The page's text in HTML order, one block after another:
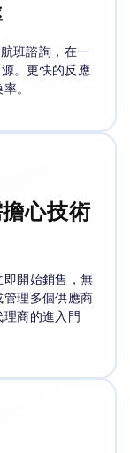
班諮詢，在一
。更快的反應
。
心技術
開始銷售，無
理多個供應商
商的進入門